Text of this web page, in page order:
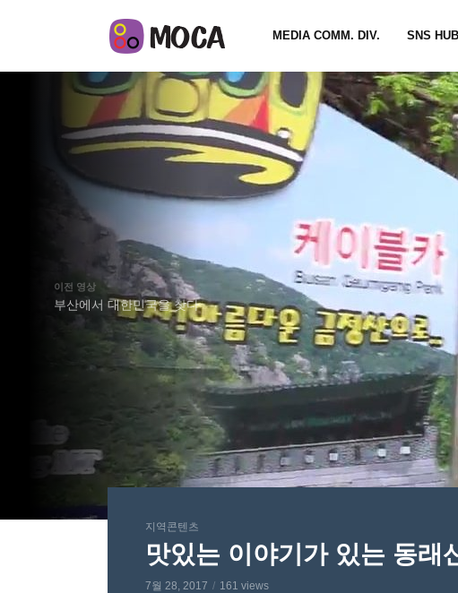
MEDIA COMM. DIV. SNS HUB
이전 영상
부산에서 대한민국을 찾다
지역콘텐츠
맛있는 이야기가 있는 동래
7월 28, 2017 161 views